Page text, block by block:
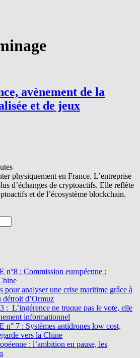
avènement de la
et de jeux
physiquement en France. L’entreprise
d’échanges de cryptoactifs. Elle reflète
et de l’écosystème blockchain.
: Commission européenne :
pour analyser une crise maritime grâce à
détroit d’Ormuz
: L’ingérence ne truque pas le vote, elle
informationnel
7 : Systèmes antidrones low cost,
vers la Chine
: l’ambition en pause, les